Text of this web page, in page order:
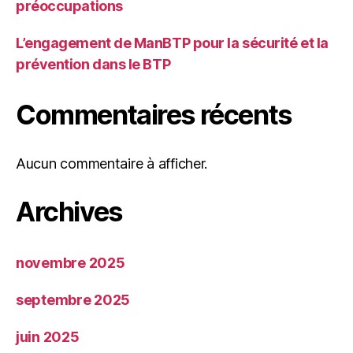
préoccupations
L’engagement de ManBTP pour la sécurité et la
prévention dans le BTP
Commentaires récents
Aucun commentaire à afficher.
Archives
novembre 2025
septembre 2025
juin 2025